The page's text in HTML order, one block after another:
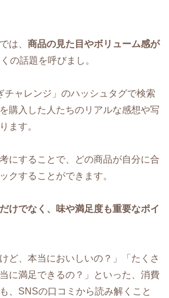
は、 商品の見た目やボリューム感が
の話題を呼びまし。
チャレンジ」のハッシュタグで検索
購入した人たちのリアルな感想や写
ます。
にすることで、どの商品が自分に合
クすることができます。
けでなく、味や満足度も重要なポイ
ど、本当においしいの？」「たくさ
に満足できるの？」といった、消費
、SNSの口コミから読み解くこと